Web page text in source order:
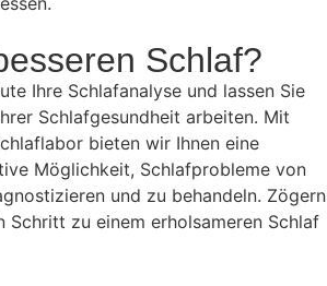
Schlaf?
Ihre Schlafanalyse und lassen Sie
Schlafgesundheit arbeiten. Mit
bieten wir Ihnen eine
Möglichkeit, Schlafprobleme von
und zu behandeln. Zögern
Schritt zu einem erholsameren Schlaf